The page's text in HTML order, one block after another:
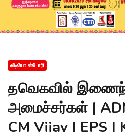
வீடியோ ஸ்டோரி
தவெகவில்
அமைச்சர்கள் |
CM Vijay | EPS |